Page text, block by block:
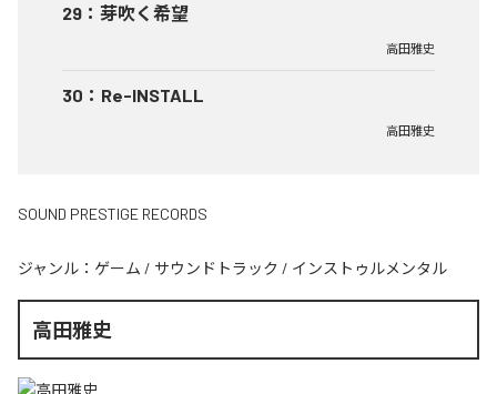
29 ： 芽吹く希望
高田雅史
30 ： Re-INSTALL
高田雅史
SOUND PRESTIGE RECORDS
ジャンル： ゲーム / サウンドトラック / インストゥルメンタル
高田雅史